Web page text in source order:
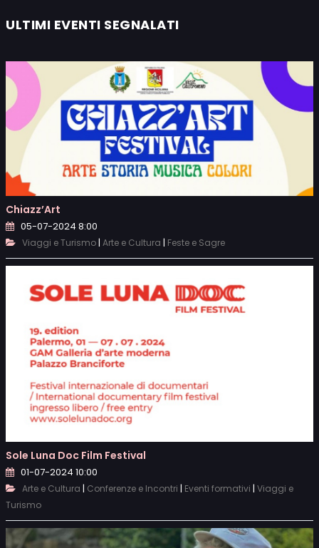
ULTIMI EVENTI SEGNALATI
Chiazz’Art
05-07-2024 8:00
Viaggi e Turismo| Arte e Cultura | Feste e Sagre
Sole Luna Doc Film Festival
01-07-2024 10:00
Arte e Cultura | Conferenze e Incontri | Eventi formativi | Viaggi e
Turismo